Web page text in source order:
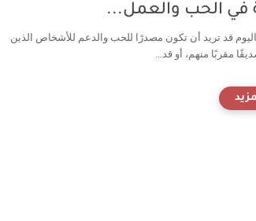
في الحب والعمل...
قد تريد أن تكون مصدرًا للحب والدعم للأشخاص الذين
مقربًا منهم، أو قد...